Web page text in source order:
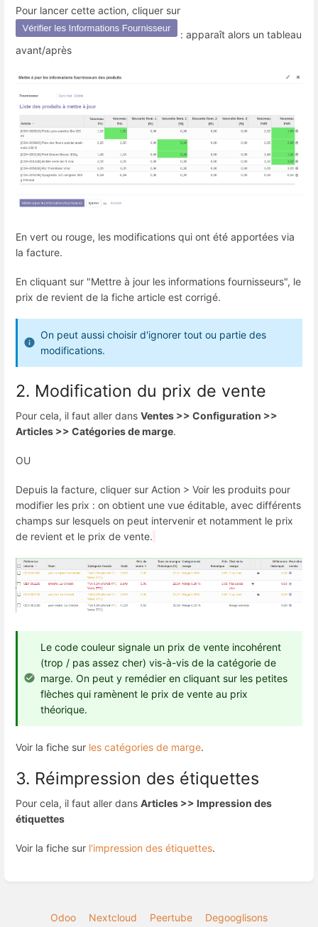
Pour lancer cette action, cliquer sur
: apparaît alors un tableau
avant/après
En vert ou rouge, les modifications qui ont été apportées via
la facture.
En cliquant sur "Mettre à jour les informations fournisseurs", le
prix de revient de la fiche article est corrigé.
On peut aussi choisir d'ignorer tout ou partie des
modifications.
2. Modification du prix de vente
Pour cela, il faut aller dans Ventes >> Configuration >>
Articles >> Catégories de marge.
OU
Depuis la facture, cliquer sur Action > Voir les produits pour
modifier les prix : on obtient une vue éditable, avec différents
champs sur lesquels on peut intervenir et notamment le prix
de revient et le prix de vente.
Le code couleur signale un prix de vente incohérent
(trop / pas assez cher) vis-à-vis de la catégorie de
marge. On peut y remédier en cliquant sur les petites
flèches qui ramènent le prix de vente au prix
théorique.
Voir la fiche sur les catégories de marge.
3. Réimpression des étiquettes
Pour cela, il faut aller dans Articles >> Impression des
étiquettes
Voir la fiche sur l'impression des étiquettes.
Odoo Nextcloud Peertube Degooglisons